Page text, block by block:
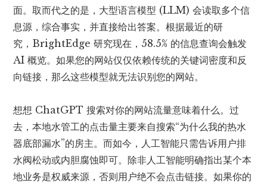
面。取而代之的是，大型语言模型 (LLM) 会读取多个信
息源，综合事实，并直接给出答案。根据最近的研
究， BrightEdge 研究现在，58.5% 的信息查询会触发
AI 概览。如果您的网站仅仅依赖传统的关键词密度和反
向链接，那么这些模型就无法识别您的网站。
想想 ChatGPT 搜索对你的网站流量意味着什么。过
去，本地水管工的点击量主要来自搜索“为什么我的热水
器底部漏水”的房主。而如今，人工智能只需告诉用户排
水阀松动或内胆腐蚀即可。除非人工智能明确指出某个本
地业务是权威来源，否则用户绝不会点击链接。如果你的